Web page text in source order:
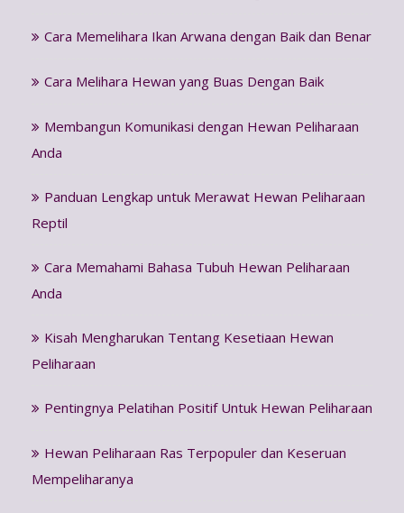
Cara Memelihara Ikan Arwana dengan Baik dan Benar
Cara Melihara Hewan yang Buas Dengan Baik
Membangun Komunikasi dengan Hewan Peliharaan
Anda
Panduan Lengkap untuk Merawat Hewan Peliharaan
Reptil
Cara Memahami Bahasa Tubuh Hewan Peliharaan
Anda
Kisah Mengharukan Tentang Kesetiaan Hewan
Peliharaan
Pentingnya Pelatihan Positif Untuk Hewan Peliharaan
Hewan Peliharaan Ras Terpopuler dan Keseruan
Mempeliharanya